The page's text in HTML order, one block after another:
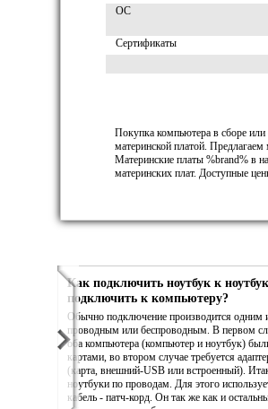
ОС
Сертификаты
Покупка компьютера в сборе или
материнской платой.
Материнские платы %brand% в
материнских плат. Доступные
Как подключить ноутбук к
подключить к компьютеру?
Обычно подключение производится одним
проводным или беспроводным. В первом
оба компьютера (компьютер и ноутбук)
картами, во втором случае требуется
(карта, внешний-USB или встроенный).
ноутбуки по проводам. Для этого
кабель - патч-корд. Он так же как и